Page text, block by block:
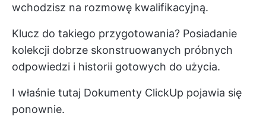
wchodzisz na rozmowę kwalifikacyjną.
Klucz do takiego przygotowania? Posiadanie
kolekcji dobrze skonstruowanych próbnych
odpowiedzi i historii gotowych do użycia.
I właśnie tutaj Dokumenty ClickUp pojawia się
ponownie.